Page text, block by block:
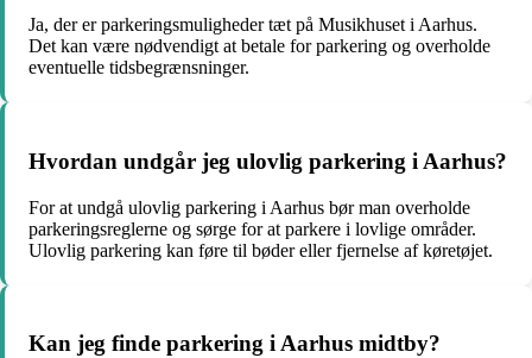
Ja, der er parkeringsmuligheder tæt på Musikhuset i Aarhus.
Det kan være nødvendigt at betale for parkering og overholde
eventuelle tidsbegrænsninger.
Hvordan undgår jeg ulovlig parkering i Aarhus?
For at undgå ulovlig parkering i Aarhus bør man overholde
parkeringsreglerne og sørge for at parkere i lovlige områder.
Ulovlig parkering kan føre til bøder eller fjernelse af køretøjet.
Kan jeg finde parkering i Aarhus midtby?